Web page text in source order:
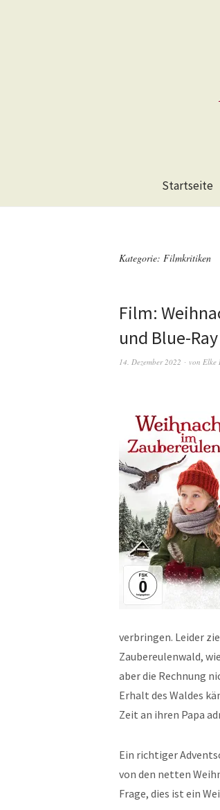
Startseite
Kategorie: Filmkritiken
Film:
und Blue-Ray
14. Dezember 2022 von Elke
verbringen. Leider
Zaubereulenwald,
aber die Rechnung
Erhalt des Waldes
Zeit an ihren Papa
Ein richtiger
von den netten
Frage, dies ist ein